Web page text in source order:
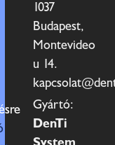
1037
Budapest,
Montevideo
u 14.
Gyártó:
DenTi